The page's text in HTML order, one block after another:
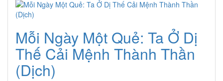
Mỗi Ngày Một Quẻ: Ta Ở Dị
Thế Cải Mệnh Thành Thần
(Dịch)